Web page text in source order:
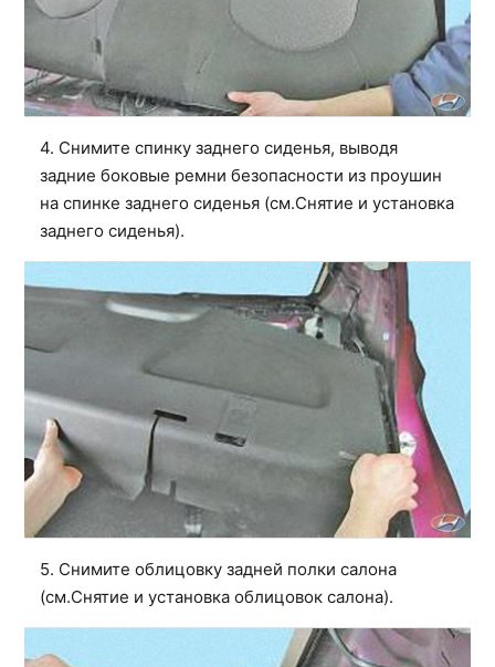
4. Снимите спинку заднего сиденья, выводя
задние боковые ремни безопасности из проушин
на спинке заднего сиденья (см.Снятие и установка
заднего сиденья).
5. Снимите облицовку задней полки салона
(см.Снятие и установка облицовок салона).